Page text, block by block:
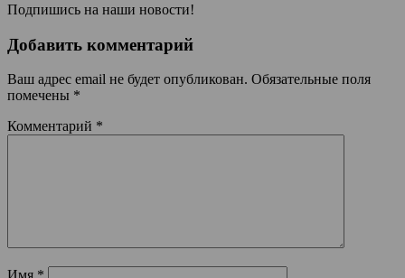
Подпишись на наши новости!
Добавить комментарий
Ваш адрес email не будет опубликован. Обязательные поля
помечены *
Комментарий *